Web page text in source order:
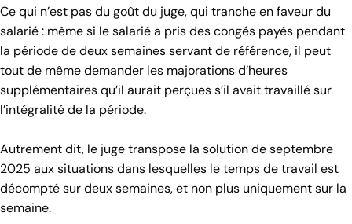
Ce qui n’est pas du goût du juge, qui tranche en faveur du
salarié : même si le salarié a pris des congés payés pendant
la période de deux semaines servant de référence, il peut
tout de même demander les majorations d’heures
supplémentaires qu’il aurait perçues s’il avait travaillé sur
l’intégralité de la période.
Autrement dit, le juge transpose la solution de septembre
2025 aux situations dans lesquelles le temps de travail est
décompté sur deux semaines, et non plus uniquement sur la
semaine.